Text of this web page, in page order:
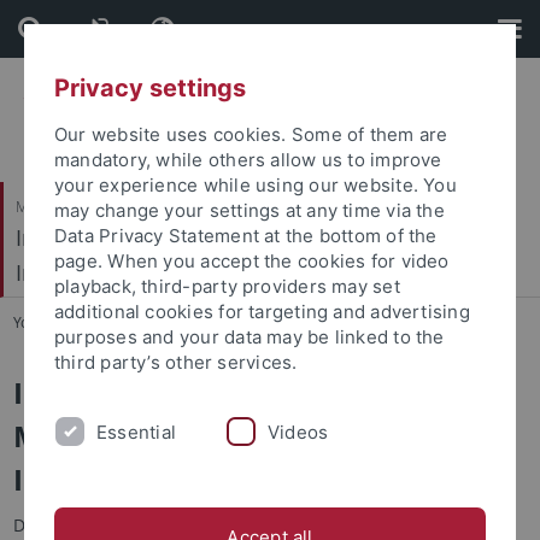
Skip
to
content
Skip
to
footer
Mathematisch-Naturwissenschaftliche Fakultät / Medizinische Fakultät
Interfakultäres Institut für Mikrobiologie und
Infektionsmedizin
You are here: Startseite ... Interfakultäre Einrichtungen
Interfakultäres Institut für
Mikrobiologie und
Infektionsmedizin Tübingen (IMIT)
Das Interfakultäre Institut für Mikrobiologie und
Privacy settings
Our website uses cookies. Some of them are
mandatory, while others allow us to improve
your experience while using our website. You
may change your settings at any time via the
Data Privacy Statement at the bottom of the
page. When you accept the cookies for video
playback, third-party providers may set
additional cookies for targeting and advertising
purposes and your data may be linked to the
third party’s other services.
Essential Videos